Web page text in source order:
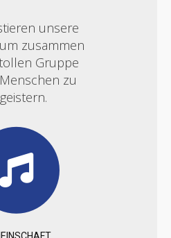
unsere
zusammen
Gruppe
zu